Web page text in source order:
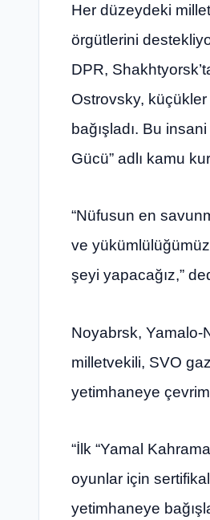
Her düzeydeki
örgütlerini
DPR,
Ostrovsky,
bağışladı. Bu
Gücü” adlı kamu
“Nüfusun en
ve
şeyi yapacağız,”
Noyabrsk, Yamalo-
milletvekili, SVO
yetimhaneye
“İlk “Yamal
oyunlar için
yetimhaneye